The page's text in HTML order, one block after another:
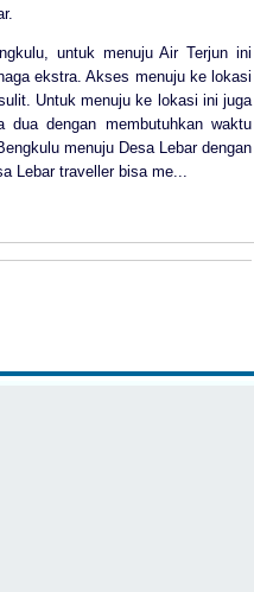
untuk menuju Air Terjun ini
ekstra. Akses menuju ke lokasi
Untuk menuju ke lokasi ini juga
dua dengan membutuhkan waktu
menuju Desa Lebar dengan
Lebar traveller bisa me...